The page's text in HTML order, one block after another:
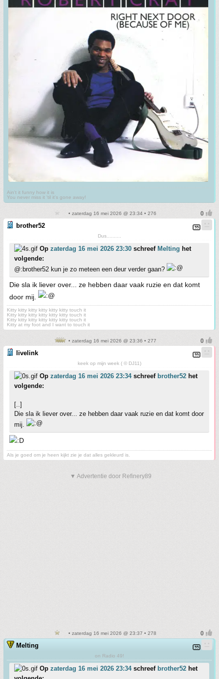
Ain't it funny how it is
You never miss it 'til it's gone away!
• zaterdag 16 mei 2026 @ 23:34 • 276
brother52
Dus..........
Op zaterdag 16 mei 2026 23:30 schreef Melting het
volgende:
@:brother52 kun je zo meteen een deur verder gaan?
Die sla ik liever over... ze hebben daar vaak ruzie en dat komt
door mij.
Kitty kitty kitty kitty kitty kitty touch it
Kitty kitty kitty kitty kitty kitty touch it
Kitty kitty kitty kitty kitty kitty touch it
Kitty at my foot and I want to touch it
• zaterdag 16 mei 2026 @ 23:36 • 277
livelink
keek op mijn week ( © DJ11)
Op zaterdag 16 mei 2026 23:34schreef brother52 het
volgende:
[..]
Die sla ik liever over... ze hebben daar vaak ruzie en dat komt door
mij.
Als je goed om je heen kijkt zie je dat alles gekleurd is.
▼ Advertentie door Refinery89
• zaterdag 16 mei 2026 @ 23:37 • 278
Melting
on Radio 49!
Op zaterdag 16 mei 2026 23:34schreef brother52 het